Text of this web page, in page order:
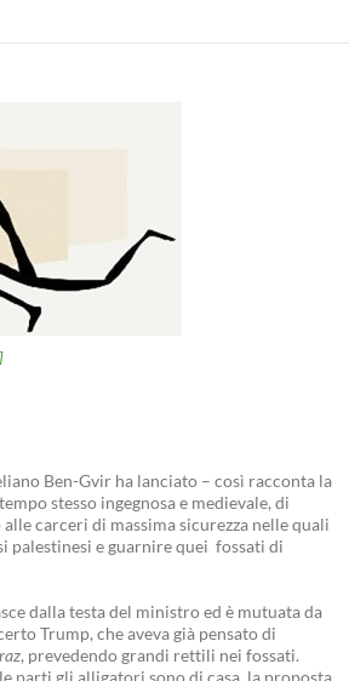
Ben-Gvir ha lanciato – così racconta la
stesso ingegnosa e medievale, di
carceri di massima sicurezza nelle quali
palestinesi e guarnire quei fossati di
dalla testa del ministro ed è mutuata da
Trump, che aveva già pensato di
, prevedendo grandi rettili nei fossati.
parti gli alligatori sono di casa, la proposta